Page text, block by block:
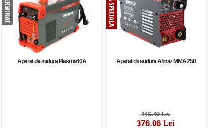
Aparat de sudura Plasma40A Aparat de sudura Almaz MMA 250
446.49 Lei
376.06 Lei